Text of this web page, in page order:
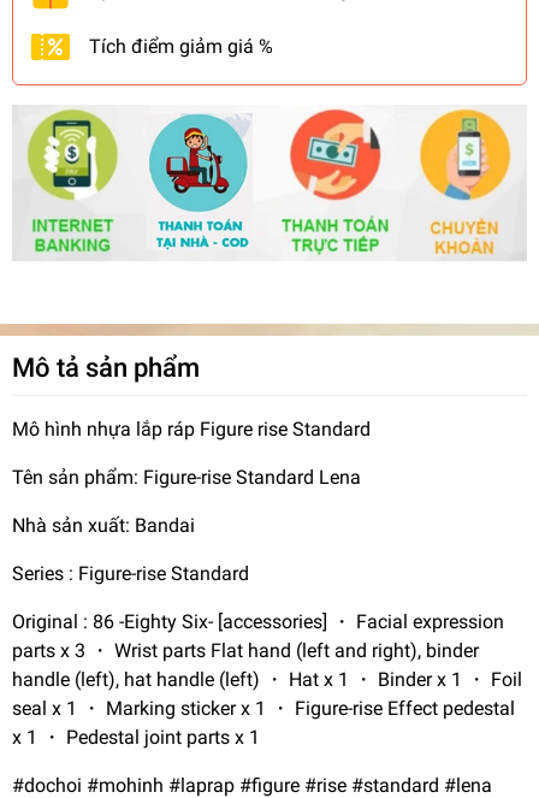
Tích điểm giảm giá %
Mô tả sản phẩm
Mô hình nhựa lắp ráp Figure rise Standard
Tên sản phẩm: Figure-rise Standard Lena
Nhà sản xuất: Bandai
Series : Figure-rise Standard
Original : 86 -Eighty Six- [accessories] ・ Facial expression
parts x 3 ・ Wrist parts Flat hand (left and right), binder
handle (left), hat handle (left) ・ Hat x 1 ・ Binder x 1 ・ Foil
seal x 1 ・ Marking sticker x 1 ・ Figure-rise Effect pedestal
x 1 ・ Pedestal joint parts x 1
#dochoi #mohinh #laprap #figure #rise #standard #lena